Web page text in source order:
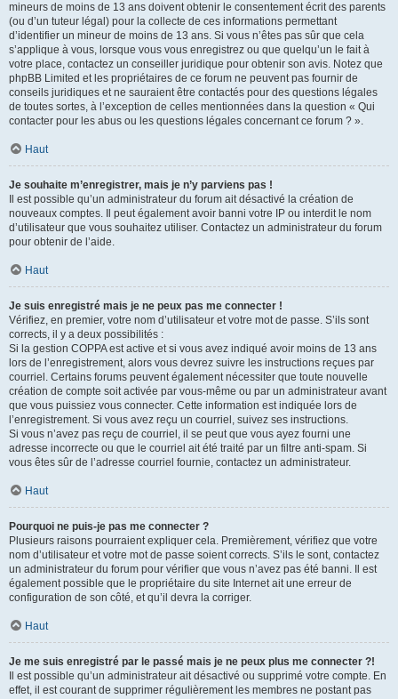
mineurs de moins de 13 ans doivent obtenir le consentement écrit des parents
(ou d’un tuteur légal) pour la collecte de ces informations permettant
d’identifier un mineur de moins de 13 ans. Si vous n’êtes pas sûr que cela
s’applique à vous, lorsque vous vous enregistrez ou que quelqu’un le fait à
votre place, contactez un conseiller juridique pour obtenir son avis. Notez que
phpBB Limited et les propriétaires de ce forum ne peuvent pas fournir de
conseils juridiques et ne sauraient être contactés pour des questions légales
de toutes sortes, à l’exception de celles mentionnées dans la question « Qui
contacter pour les abus ou les questions légales concernant ce forum ? ».
Haut
Je souhaite m’enregistrer, mais je n’y parviens pas !
Il est possible qu’un administrateur du forum ait désactivé la création de
nouveaux comptes. Il peut également avoir banni votre IP ou interdit le nom
d’utilisateur que vous souhaitez utiliser. Contactez un administrateur du forum
pour obtenir de l’aide.
Haut
Je suis enregistré mais je ne peux pas me connecter !
Vérifiez, en premier, votre nom d’utilisateur et votre mot de passe. S’ils sont
corrects, il y a deux possibilités :
Si la gestion COPPA est active et si vous avez indiqué avoir moins de 13 ans
lors de l’enregistrement, alors vous devrez suivre les instructions reçues par
courriel. Certains forums peuvent également nécessiter que toute nouvelle
création de compte soit activée par vous-même ou par un administrateur avant
que vous puissiez vous connecter. Cette information est indiquée lors de
l’enregistrement. Si vous avez reçu un courriel, suivez ses instructions.
Si vous n’avez pas reçu de courriel, il se peut que vous ayez fourni une
adresse incorrecte ou que le courriel ait été traité par un filtre anti-spam. Si
vous êtes sûr de l’adresse courriel fournie, contactez un administrateur.
Haut
Pourquoi ne puis-je pas me connecter ?
Plusieurs raisons pourraient expliquer cela. Premièrement, vérifiez que votre
nom d’utilisateur et votre mot de passe soient corrects. S’ils le sont, contactez
un administrateur du forum pour vérifier que vous n’avez pas été banni. Il est
également possible que le propriétaire du site Internet ait une erreur de
configuration de son côté, et qu’il devra la corriger.
Haut
Je me suis enregistré par le passé mais je ne peux plus me connecter ?!
Il est possible qu’un administrateur ait désactivé ou supprimé votre compte. En
effet, il est courant de supprimer régulièrement les membres ne postant pas